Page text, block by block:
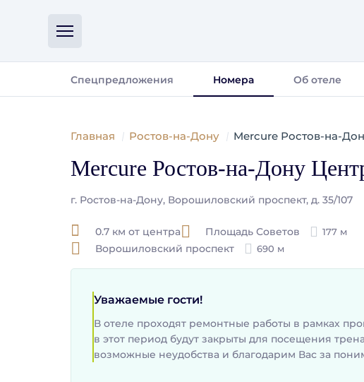
Спецпредложения Номера Об отеле
Главная Ростов-на-Дону Mercure Ростов-на-
Mercure Ростов-на-Дону
г. Ростов-на-Дону, Ворошиловский проспект, д. 35/107
0.7 км от центра Площадь Советов 177 м
Ворошиловский проспект 690 м
Важная информация
Уважаемые гости!
В отеле проходят ремонтные работы в рамках
в этот период будут закрыты для посещения
возможные неудобства и благодарим Вас за